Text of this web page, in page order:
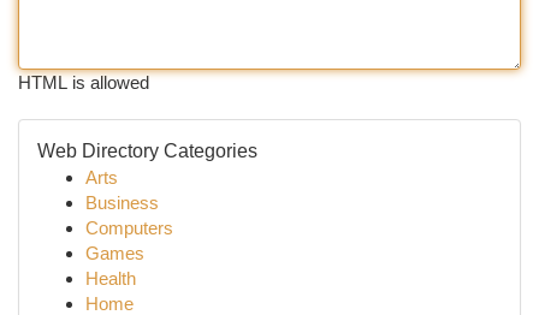
HTML is allowed
Web Directory Categories
Arts
Business
Computers
Games
Health
Home